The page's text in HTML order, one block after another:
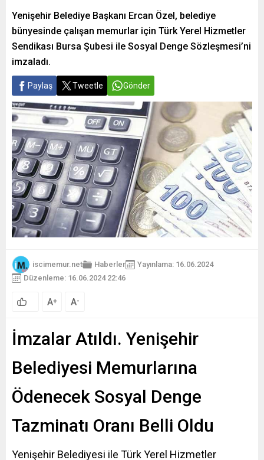
Yenişehir Belediye Başkanı Ercan Özel, belediye
bünyesinde çalışan memurlar için Türk Yerel Hizmetler
Sendikası Bursa Şubesi ile Sosyal Denge Sözleşmesi’ni
imzaladı.
Paylaş Tweetle Gönder
iscimemur.net Haberler
Yayınlama: 16.06.2024
Düzenleme: 16.06.2024 22:46
A+ A-
İmzalar Atıldı. Yenişehir
Belediyesi Memurlarına
Ödenecek Sosyal Denge
Tazminatı Oranı Belli Oldu
Yenişehir Belediyesi ile Türk Yerel Hizmetler